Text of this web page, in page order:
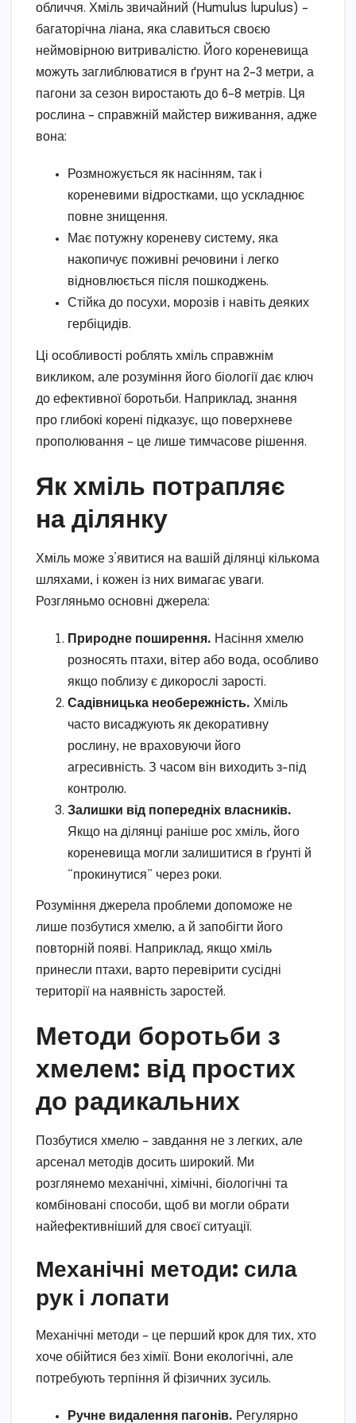
обличчя. Хміль звичайний (Humulus lupulus) –
багаторічна ліана, яка славиться своєю
неймовірною витривалістю. Його кореневища
можуть заглиблюватися в ґрунт на 2–3 метри, а
пагони за сезон виростають до 6–8 метрів. Ця
рослина – справжній майстер виживання, адже
вона:
Розмножується як насінням, так і
кореневими відростками, що ускладнює
повне знищення.
Має потужну кореневу систему, яка
накопичує поживні речовини і легко
відновлюється після пошкоджень.
Стійка до посухи, морозів і навіть деяких
гербіцидів.
Ці особливості роблять хміль справжнім
викликом, але розуміння його біології дає ключ
до ефективної боротьби. Наприклад, знання
про глибокі корені підказує, що поверхневе
прополювання – це лише тимчасове рішення.
Як хміль потрапляє
на ділянку
Хміль може з’явитися на вашій ділянці кількома
шляхами, і кожен із них вимагає уваги.
Розгляньмо основні джерела:
Природне поширення. Насіння хмелю
розносять птахи, вітер або вода, особливо
якщо поблизу є дикорослі зарості.
Садівницька необережність. Хміль
часто висаджують як декоративну
рослину, не враховуючи його
агресивність. З часом він виходить з-під
контролю.
Залишки від попередніх власників.
Якщо на ділянці раніше рос хміль, його
кореневища могли залишитися в ґрунті й
“прокинутися” через роки.
Розуміння джерела проблеми допоможе не
лише позбутися хмелю, а й запобігти його
повторній появі. Наприклад, якщо хміль
принесли птахи, варто перевірити сусідні
території на наявність заростей.
Методи боротьби з
хмелем: від простих
до радикальних
Позбутися хмелю – завдання не з легких, але
арсенал методів досить широкий. Ми
розглянемо механічні, хімічні, біологічні та
комбіновані способи, щоб ви могли обрати
найефективніший для своєї ситуації.
Механічні методи: сила
рук і лопати
Механічні методи – це перший крок для тих, хто
хоче обійтися без хімії. Вони екологічні, але
потребують терпіння й фізичних зусиль.
Ручне видалення пагонів. Регулярно